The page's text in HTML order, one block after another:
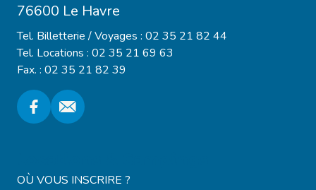
76600 Le Havre
Tel. Billetterie / Voyages : 02 35 21 82 44
Tel. Locations : 02 35 21 69 63
Fax. : 02 35 21 82 39
OÙ VOUS INSCRIRE ?